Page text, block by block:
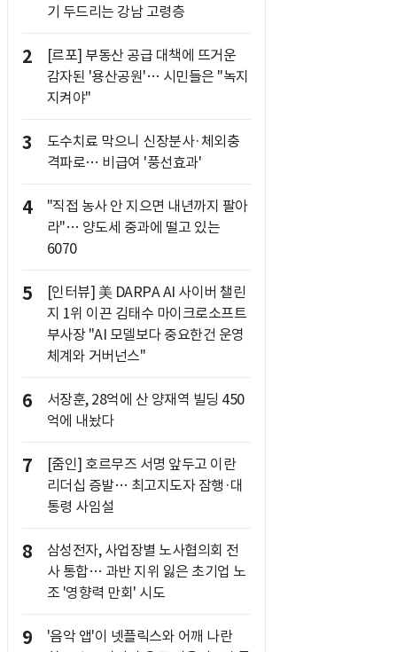
기 두드리는 강남 고령층
2
[르포] 부동산 공급 대책에 뜨거운
감자된 '용산공원'… 시민들은 "녹지
지켜야"
3
도수치료 막으니 신장분사·체외충
격파로… 비급여 '풍선효과'
4
"직접 농사 안 지으면 내년까지 팔아
라"… 양도세 중과에 떨고 있는
6070
5
[인터뷰] 美 DARPA AI 사이버 챌린
지 1위 이끈 김태수 마이크로소프트
부사장 "AI 모델보다 중요한건 운영
체계와 거버넌스"
6
서장훈, 28억에 산 양재역 빌딩 450
억에 내놨다
7
[줌인] 호르무즈 서명 앞두고 이란
리더십 증발… 최고지도자 잠행·대
통령 사임설
8
삼성전자, 사업장별 노사협의회 전
사 통합… 과반 지위 잃은 초기업 노
조 '영향력 만회' 시도
9
'음악 앱'이 넷플릭스와 어깨 나란